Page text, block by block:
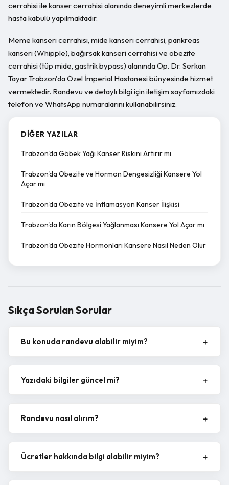
DIĞER YAZILAR
Trabzon'da Göbek Yağı Kanser Riskini Artırır mı
Trabzon'da Obezite ve Hormon Dengesizliği Kansere Yol
Açar mı
Trabzon'da Obezite ve İnflamasyon Kanser İlişkisi
Trabzon'da Karın Bölgesi Yağlanması Kansere Yol Açar mı
Trabzon'da Obezite Hormonları Kansere Nasıl Neden Olur
cerrahisi ile kanser cerrahisi alanında deneyimli merkezlerde
hasta kabulü yapılmaktadır.
Meme kanseri cerrahisi, mide kanseri cerrahisi, pankreas
kanseri (Whipple), bağırsak kanseri cerrahisi ve obezite
cerrahisi (tüp mide, gastrik bypass) alanında Op. Dr. Serkan
Tayar Trabzon'da Özel İmperial Hastanesi bünyesinde hizmet
vermektedir. Randevu ve detaylı bilgi için iletişim sayfamızdaki
telefon ve WhatsApp numaralarını kullanabilirsiniz.
Sıkça Sorulan Sorular
Bu konuda randevu alabilir miyim?
Yazıdaki bilgiler güncel mi?
Randevu nasıl alırım?
Ücretler hakkında bilgi alabilir miyim?